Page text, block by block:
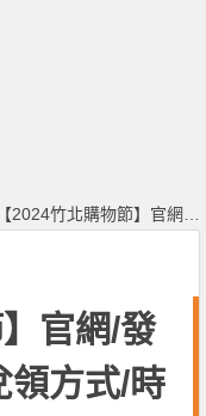
【2024竹北購物節】官網/發票登錄/店家優惠/兌領方式/時間一次看！
官網/發
領方式/時